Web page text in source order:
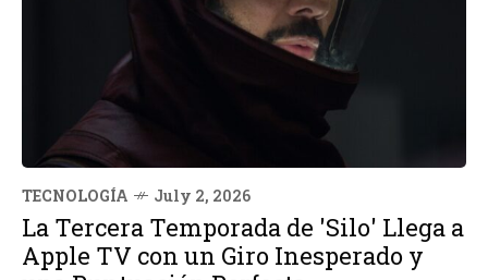
TECNOLOGÍA July 2, 2026
La Tercera Temporada de 'Silo' Llega a
Apple TV con un Giro Inesperado y